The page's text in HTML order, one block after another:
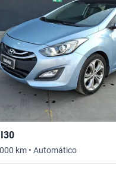
km • Automático